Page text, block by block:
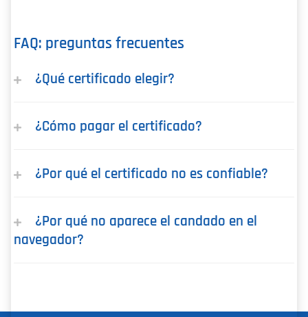
FAQ: preguntas frecuentes
¿Qué certificado elegir?
¿Cómo pagar el certificado?
¿Por qué el certificado no es confiable?
¿Por qué no aparece el candado en el
navegador?